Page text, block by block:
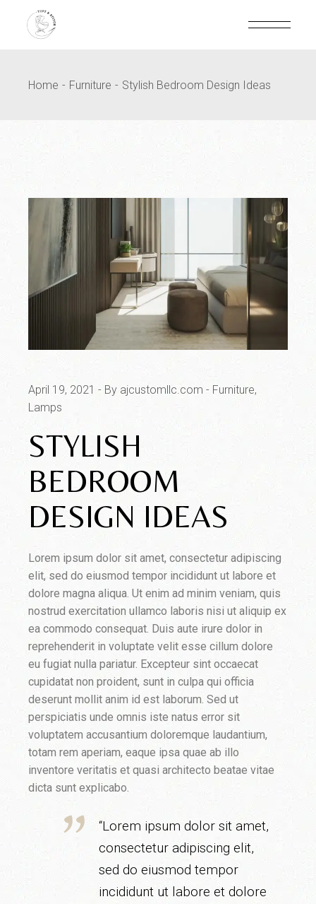
Home Furniture Stylish Bedroom Design Ideas
April 19, 2021 By ajcustomllc.com
Furniture
Lamps
STYLISH
BEDROOM
DESIGN IDEAS
Lorem ipsum dolor sit amet, consectetur adipiscing
elit, sed do eiusmod tempor incididunt ut labore et
dolore magna aliqua. Ut enim ad minim veniam, quis
nostrud exercitation ullamco laboris nisi ut aliquip ex
ea commodo consequat. Duis aute irure dolor in
reprehenderit in voluptate velit esse cillum dolore
eu fugiat nulla pariatur. Excepteur sint occaecat
cupidatat non proident, sunt in culpa qui officia
deserunt mollit anim id est laborum. Sed ut
perspiciatis unde omnis iste natus error sit
voluptatem accusantium doloremque laudantium,
totam rem aperiam, eaque ipsa quae ab illo
inventore veritatis et quasi architecto beatae vitae
dicta sunt explicabo.
“Lorem ipsum dolor sit amet,
consectetur adipiscing elit,
sed do eiusmod tempor
incididunt ut labore et dolore